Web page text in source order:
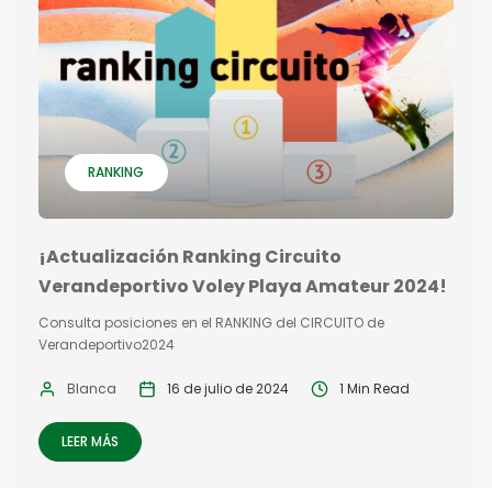
RANKING
¡Actualización Ranking Circuito
Verandeportivo Voley Playa Amateur 2024!
Consulta posiciones en el RANKING del CIRCUITO de
Verandeportivo2024
Blanca 16 de julio de 2024 1 Min Read
LEER MÁS